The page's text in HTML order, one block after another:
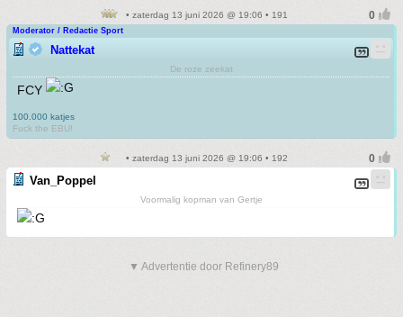
• zaterdag 13 juni 2026 @ 19:06 • 191
Moderator / Redactie Sport
Nattekat
De roze zeekat
FCY
100.000 katjes
Fuck the EBU!
• zaterdag 13 juni 2026 @ 19:06 • 192
Van_Poppel
Voormalig kopman van Gertje
▼ Advertentie door Refinery89